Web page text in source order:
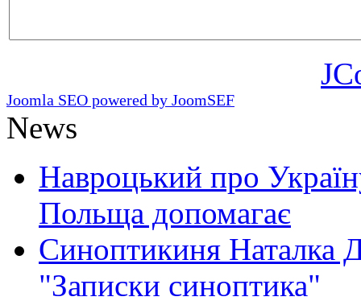
Joomla SEO powered by JoomSEF
News
Навроцький про
Польща допомагає
Синоптикиня Наталка
"Записки синоптика"